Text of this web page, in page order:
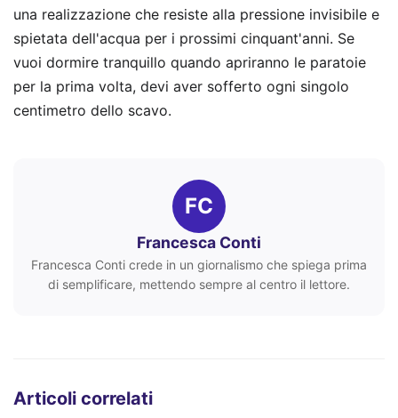
una realizzazione che resiste alla pressione invisibile e
spietata dell'acqua per i prossimi cinquant'anni. Se
vuoi dormire tranquillo quando apriranno le paratoie
per la prima volta, devi aver sofferto ogni singolo
centimetro dello scavo.
FC
Francesca Conti
Francesca Conti crede in un giornalismo che spiega prima
di semplificare, mettendo sempre al centro il lettore.
Articoli correlati